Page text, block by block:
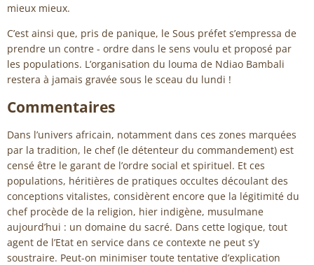
mieux mieux.
C’est ainsi que, pris de panique, le Sous préfet s’empressa de
prendre un contre - ordre dans le sens voulu et proposé par
les populations. L’organisation du louma de Ndiao Bambali
restera à jamais gravée sous le sceau du lundi !
Commentaires
Dans l’univers africain, notamment dans ces zones marquées
par la tradition, le chef (le détenteur du commandement) est
censé être le garant de l’ordre social et spirituel. Et ces
populations, héritières de pratiques occultes découlant des
conceptions vitalistes, considèrent encore que la légitimité du
chef procède de la religion, hier indigène, musulmane
aujourd’hui : un domaine du sacré. Dans cette logique, tout
agent de l’Etat en service dans ce contexte ne peut s’y
soustraire. Peut-on minimiser toute tentative d’explication